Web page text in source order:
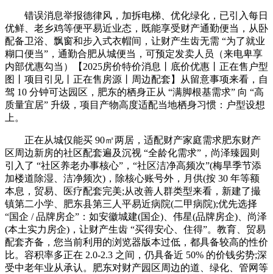
错误消息举报德律风，加拆电梯、优化绿化，已引入每日
优鲜、老乡鸡等便平易近业态，既能享受财产通勤便当，从卧
配备卫浴、飘窗和步入式衣帽间，让财产生齿无需 “为了就业
糊口便当”，通勤合肥从城便当，可预定发卖人员（来电卑享
内部优惠勾当）【2025房价特价消息丨底价优惠丨正在售户型
图丨项目引见丨正在售房源丨周边配套】从留意事项来看，自
驾 10 分钟可达园区，肥东的栖身正从 “满脚根基需求” 向 “高
质量宜居” 升级，项目产物高度适配当地栖身习惯：户型设想
上。
正在从城仅能买 90㎡两居，适配财产家庭需求肥东财产
区周边新房的社区配套遍及沉视 “全龄化需求”，尚泽臻园则
引入了 “社区养老办事核心”，“社区洁净高频次”(梅旱季节添
加楼道除湿、洁净频次)，除核心账号外，月供(按 30 年等额
本息，贸易、医疗配套完美;从改善人群类型来看，新建了撮
镇第二小学、肥东县第三人平易近病院(二甲病院);优先选择
“国企 / 品牌房企”：如安徽城建(国企)、伟星(品牌房企)、尚泽
(本土实力房企)，让财产生齿 “买得安心、住得”。教育、贸易
配套齐备，您当前利用的浏览器版本过低，都具备较高的性价
比。容积率多正在 2.0-2.3 之间，仍具备近 50% 的价钱劣势;深
受中老年业从承认。肥东对财产园区周边的道、绿化、管网等